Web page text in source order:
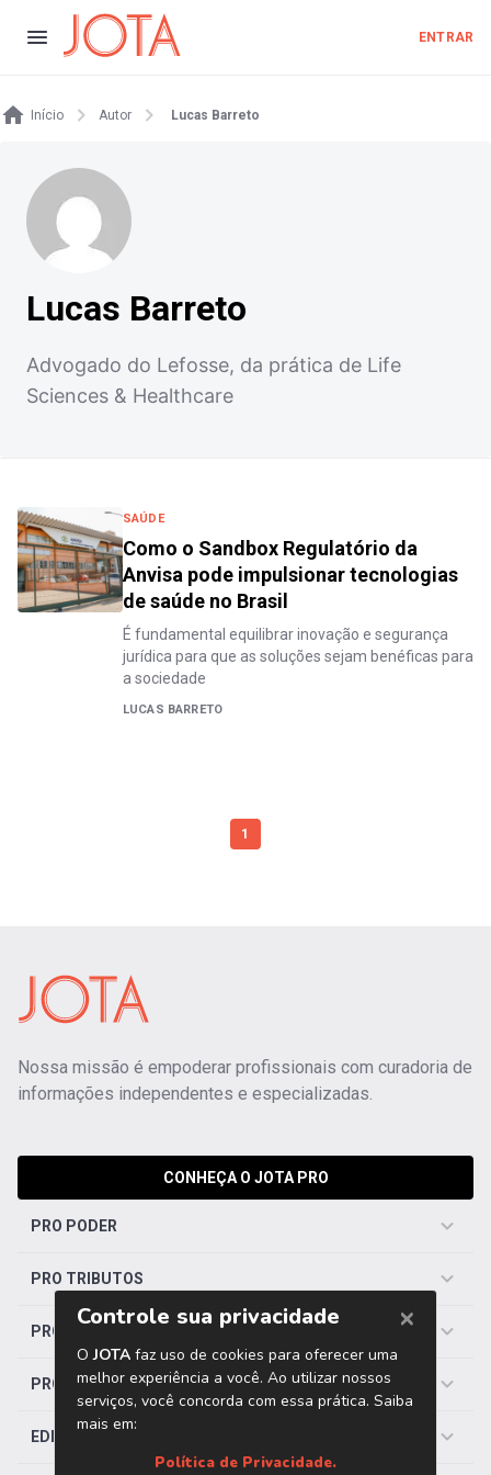
ENTRAR
Início Autor Lucas Barreto
Lucas Barreto
Advogado do Lefosse, da prática de Life
Sciences & Healthcare
SAÚDE
Como o Sandbox Regulatório da
Anvisa pode impulsionar tecnologias
de saúde no Brasil
É fundamental equilibrar inovação e segurança
jurídica para que as soluções sejam benéficas para
a sociedade
LUCAS BARRETO
1
Nossa missão é empoderar profissionais com curadoria de
informações independentes e especializadas.
CONHEÇA O JOTA PRO
PRO PODER
PRO TRIBUTOS
PRO TRABALHISTA
PRO SAÚDE
EDITORIAS